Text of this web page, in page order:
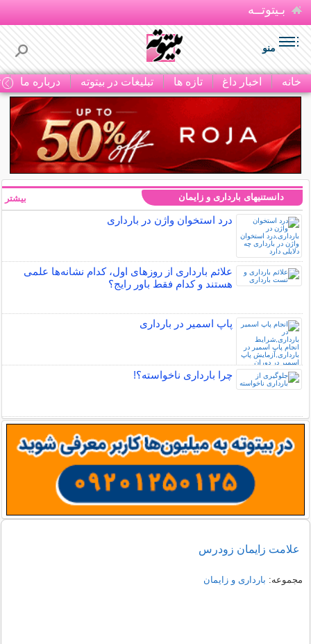
بـیتوتــه
منو
خانه اخبار داغ تازه ها تبلیغات در بیتوته درباره ما
دانستنیهای بارداری و زایمان
درد استخوان واژن در بارداری
علائم بارداری از روزهای اول، کدام نشانه‌ها علمی
هستند و کدام فقط باور رایج؟
پاپ اسمیر در بارداری
چرا بارداری ناخواسته؟!
بیشتر
علامت زایمان زودرس
مجموعه: بارداری و زایمان